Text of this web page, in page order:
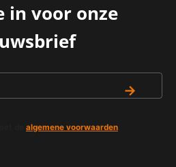
in voor onze
→
algemene voorwaarden